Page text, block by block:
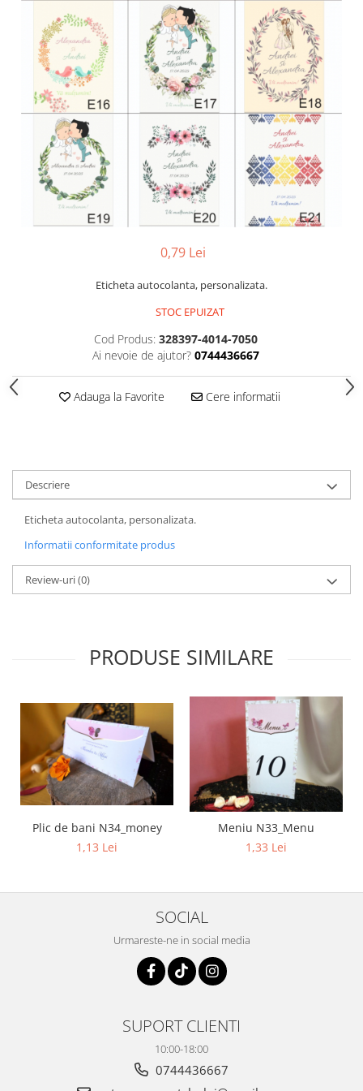
Pachete marturii
Pungi si cutii prajituri
Sticle si borcane
Cutii flori de hartie
Cutii flori de sapun
Cutii flori mixte
Cutii LUX
Aranjamente tematice
2025 Craciun
1 Martie
2020 Craciun si Anul Nou
2021 Crăciun
2022 Crăciun
Buchete extravagante
HOME & OFFICE Deco
0,79 Lei
Eticheta autocolanta, personalizata.
STOC EPUIZAT
Cod Produs: 328397-4014-7050
Ai nevoie de ajutor? 0744436667
Adauga la Favorite Cere informatii
Descriere
Eticheta autocolanta, personalizata.
Informatii conformitate produs
Review-uri(0)
PRODUSE SIMILARE
Plic de bani N34_money
1,13 Lei
Meniu N33_Menu
1,33 Lei
SOCIAL
Urmareste-ne in social media
SUPORT CLIENTI
10:00-18:00
0744436667